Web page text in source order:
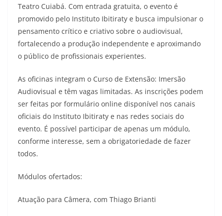
Teatro Cuiabá. Com entrada gratuita, o evento é
promovido pelo Instituto Ibitiraty e busca impulsionar o
pensamento crítico e criativo sobre o audiovisual,
fortalecendo a produção independente e aproximando
o público de profissionais experientes.
As oficinas integram o Curso de Extensão: Imersão
Audiovisual e têm vagas limitadas. As inscrições podem
ser feitas por formulário online disponível nos canais
oficiais do Instituto Ibitiraty e nas redes sociais do
evento. É possível participar de apenas um módulo,
conforme interesse, sem a obrigatoriedade de fazer
todos.
Módulos ofertados:
Atuação para Câmera, com Thiago Brianti